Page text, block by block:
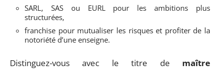
SARL, SAS ou EURL pour les ambitions plus
structurées,
franchise pour mutualiser les risques et profiter de la
notoriété d’une enseigne.
Distinguez-vous avec le titre de maître